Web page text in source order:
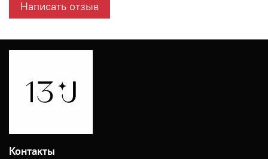
Написать отзыв
Контакты